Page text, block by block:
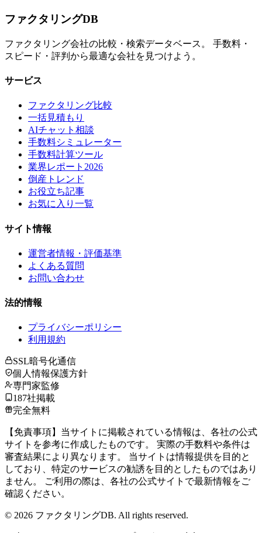
ファクタリングDB
ファクタリング会社の比較・検索データベース。 手数料・
スピード・評判から最適な会社を見つけよう。
サービス
ファクタリング比較
一括見積もり
AIチャット相談
手数料シミュレーター
手数料計算ツール
業界レポート2026
倒産トレンド
お役立ち記事
お気に入り一覧
サイト情報
運営者情報・評価基準
よくある質問
お問い合わせ
法的情報
プライバシーポリシー
利用規約
SSL暗号化通信
個人情報保護方針
専門家監修
187社掲載
完全無料
【免責事項】当サイトに掲載されている情報は、各社の公式
サイトを参考に作成したものです。 実際の手数料や条件は
審査結果により異なります。 当サイトは情報提供を目的と
しており、特定のサービスの勧誘を目的としたものではあり
ません。 ご利用の際は、各社の公式サイトで最新情報をご
確認ください。
© 2026 ファクタリングDB. All rights reserved.